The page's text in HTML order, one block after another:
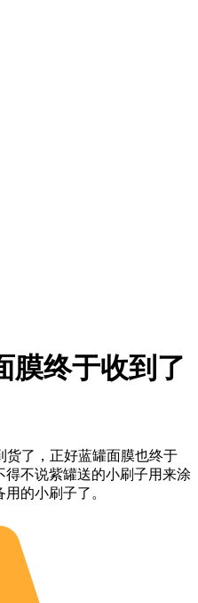
终于收到了
了，正好蓝罐面膜也终于
得不说紫罐送的小刷子用来涂
的小刷子了。